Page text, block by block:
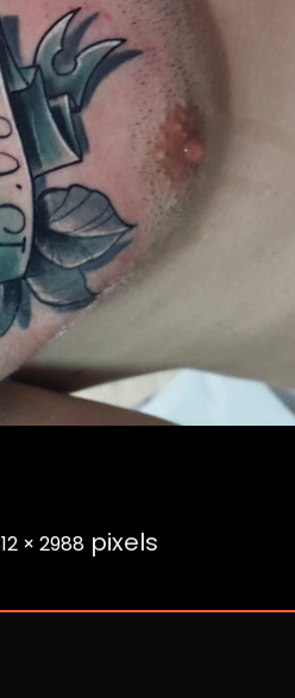
× 2988 pixels